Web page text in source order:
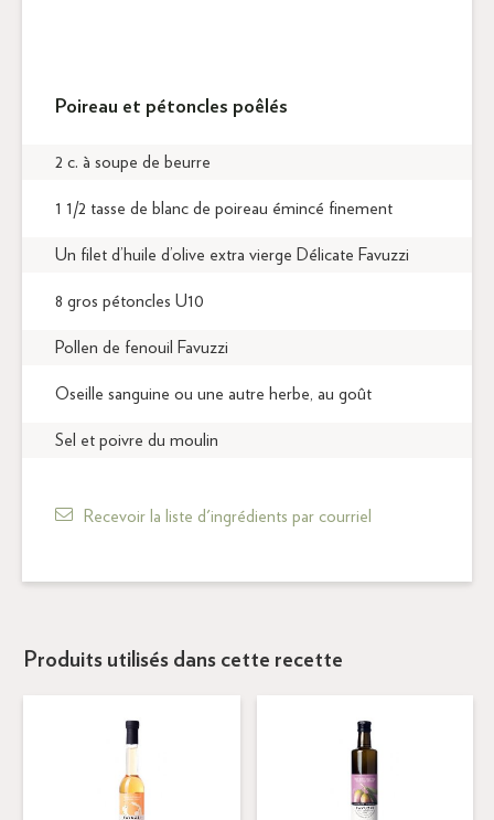
Poireau et pétoncles poêlés
2 c. à soupe de beurre
1 1/2 tasse de blanc de poireau émincé finement
Un filet d’huile d’olive extra vierge Délicate Favuzzi
8 gros pétoncles U10
Pollen de fenouil Favuzzi
Oseille sanguine ou une autre herbe, au goût
Sel et poivre du moulin
Recevoir la liste d'ingrédients par courriel
Produits utilisés dans cette recette